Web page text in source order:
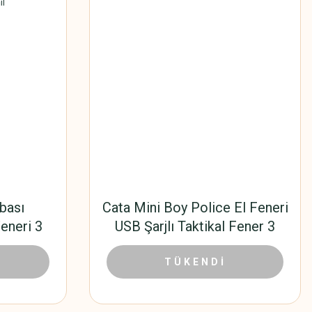
3
ve
Cata Mini Boy Police El Feneri
USB Şarjlı Taktikal Fener 3
Fonksiyon Cata CT-8024
174,00 TL 78,30 TL
TÜKENDİ